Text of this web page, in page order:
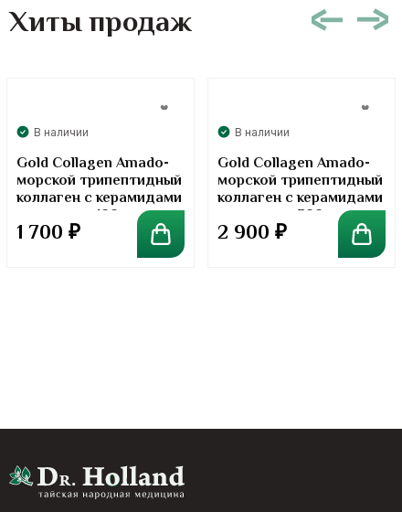
Хиты продаж
В наличии
Gold Collagen Amado-
морской трипептидный
коллаген с керамидами
в порошке. 100 грамм
1 700 ₽
В наличии
Gold Collagen Amado-
морской трипептидный
коллаген с керамидами
в порошке. 300 грамм
2 900 ₽